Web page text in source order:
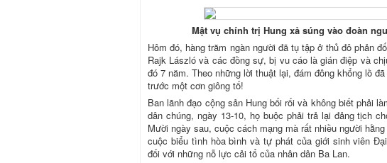
Mật vụ chính trị Hung xả súng vào đoàn
Hôm đó, hàng trăm ngàn người đã tụ tập ở thủ đô phản
Rajk László và các đồng sự, bị vu cáo là gián điệp và
đó 7 năm. Theo những lời thuật lại, đám đông khổng lồ
trước một cơn giông tố!
Ban lãnh đạo cộng sản Hung bối rối và không biết phải
dân chúng, ngày 13-10, họ buộc phải trả lại đảng tịch
Mười ngày sau, cuộc cách mạng mà rất nhiều người
cuộc biểu tình hòa bình và tự phát của giới sinh viên
đối với những nỗ lực cải tổ của nhân dân Ba Lan.